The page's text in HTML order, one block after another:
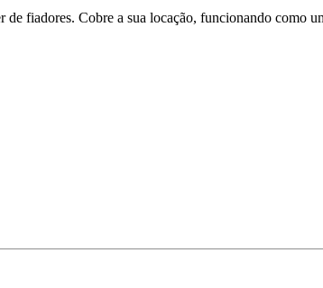
de fiadores. Cobre a sua locação, funcionando como